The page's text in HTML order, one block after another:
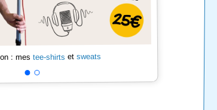
: mestee-shirts etsweats